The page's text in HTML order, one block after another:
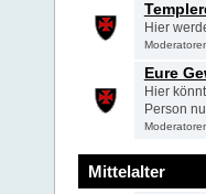
Hier
Eure
Hier
Person
Mittelalter